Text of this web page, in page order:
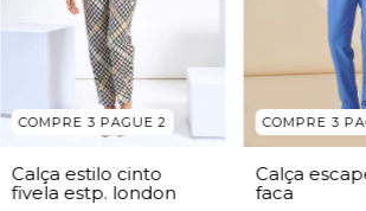
COMPRE 3 PAGUE 2
Calça estilo cinto
fivela estp. london
COMPRE 3
Calça
faca